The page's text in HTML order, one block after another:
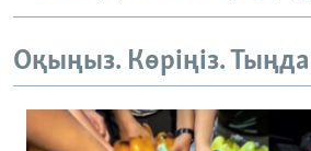
Оқыңыз. Көріңіз.